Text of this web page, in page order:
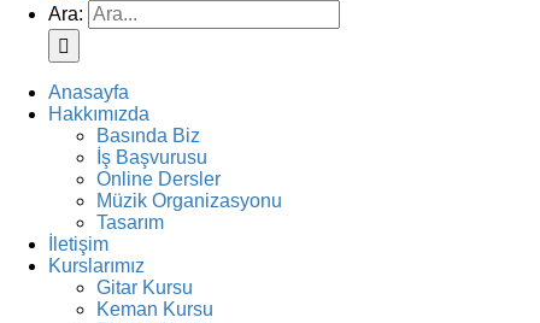
Ara:
Anasayfa
Hakkımızda
Basında Biz
İş Başvurusu
Online Dersler
Müzik Organizasyonu
Tasarım
İletişim
Kurslarımız
Gitar Kursu
Keman Kursu